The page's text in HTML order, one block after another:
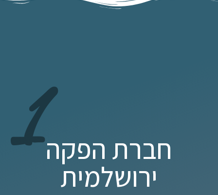
1חברת הפקה
ירושלמית